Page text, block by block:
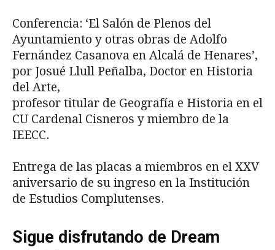
Conferencia: ‘El Salón de Plenos del
Ayuntamiento y otras obras de Adolfo
Fernández Casanova en Alcalá de Henares’,
por Josué Llull Peñalba, Doctor en Historia
del Arte,
profesor titular de Geografía e Historia en el
CU Cardenal Cisneros y miembro de la
IEECC.
Entrega de las placas a miembros en el XXV
aniversario de su ingreso en la Institución
de Estudios Complutenses.
Sigue disfrutando de Dream